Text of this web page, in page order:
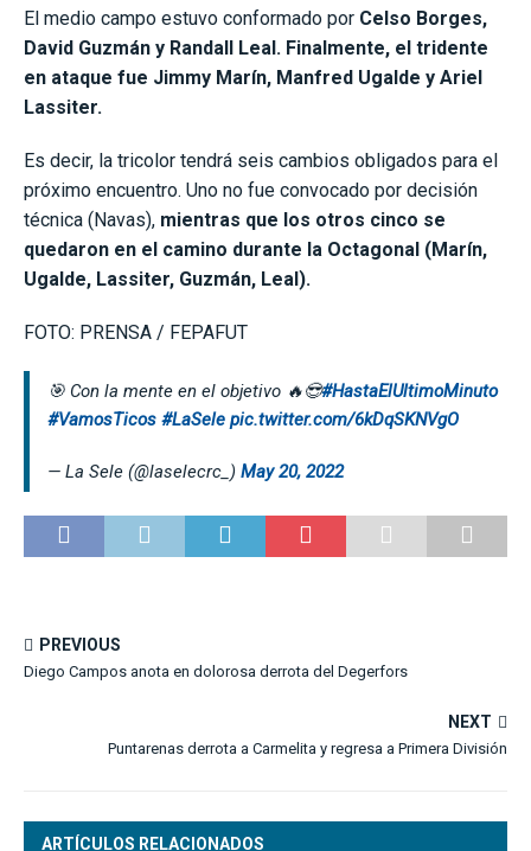
El medio campo estuvo conformado por Celso Borges,
David Guzmán y Randall Leal. Finalmente, el tridente
en ataque fue Jimmy Marín, Manfred Ugalde y Ariel
Lassiter.
Es decir, la tricolor tendrá seis cambios obligados para el
próximo encuentro. Uno no fue convocado por decisión
técnica (Navas), mientras que los otros cinco se
quedaron en el camino durante la Octagonal (Marín,
Ugalde, Lassiter, Guzmán, Leal).
FOTO: PRENSA / FEPAFUT
🎯 Con la mente en el objetivo 🔥😎#HastaElUltimoMinuto
#VamosTicos #LaSele pic.twitter.com/6kDqSKNVgO
— La Sele (@laselecrc_) May 20, 2022
PREVIOUS
Diego Campos anota en dolorosa derrota del Degerfors
NEXT
Puntarenas derrota a Carmelita y regresa a Primera División
ARTÍCULOS RELACIONADOS